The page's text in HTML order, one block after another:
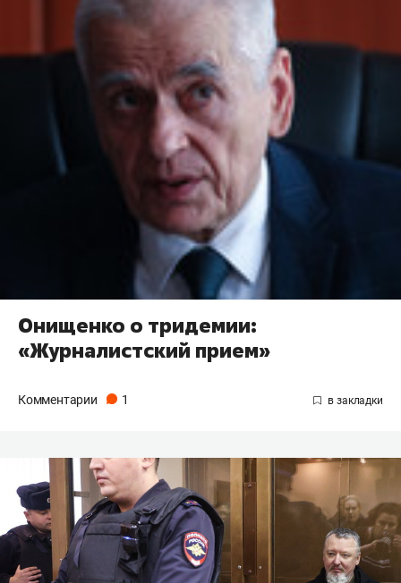
Онищенко о тридемии:
«Журналистский прием»
Комментарии 1